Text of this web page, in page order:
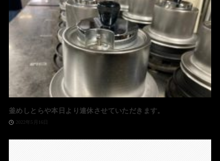
釜めしとらや本日より連休させていただきます。
2022年5月16日